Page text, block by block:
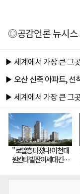
◎공감언론 뉴시스